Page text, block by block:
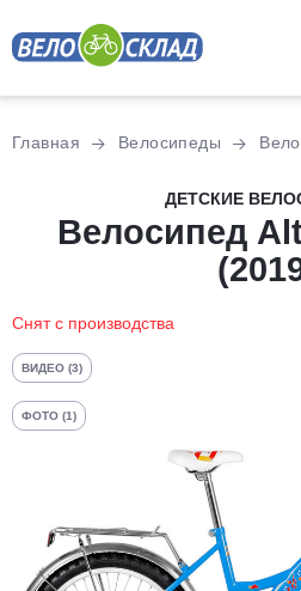
Главная Велосипеды
ДЕТСКИЕ
Велосипед
Снят с производства
ВИДЕО (3)
ФОТО (1)
Разбейте
оплатуна
без переплат
График платежей
Добавляйте товары